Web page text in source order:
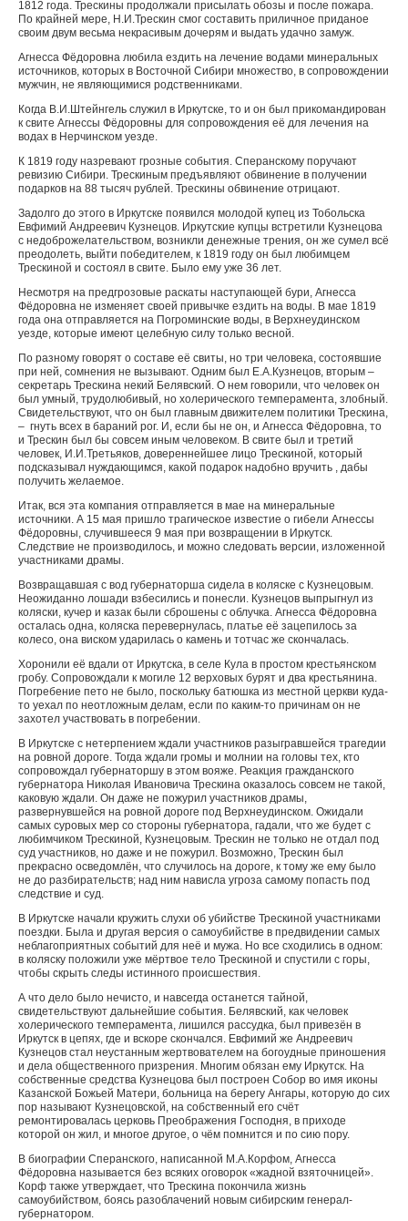
1812 года. Трескины продолжали присылать обозы и после пожара.
По крайней мере, Н.И.Трескин смог составить приличное приданое
своим двум весьма некрасивым дочерям и выдать удачно замуж.
Агнесса Фёдоровна любила ездить на лечение водами минеральных
источников, которых в Восточной Сибири множество, в сопровождении
мужчин, не являющимися родственниками.
Когда В.И.Штейнгель служил в Иркутске, то и он был прикомандирован
к свите Агнессы Фёдоровны для сопровождения её для лечения на
водах в Нерчинском уезде.
К 1819 году назревают грозные события. Сперанскому поручают
ревизию Сибири. Трескиным предъявляют обвинение в получении
подарков на 88 тысяч рублей. Трескины обвинение отрицают.
Задолго до этого в Иркутске появился молодой купец из Тобольска
Евфимий Андреевич Кузнецов. Иркутские купцы встретили Кузнецова
с недоброжелательством, возникли денежные трения, он же сумел всё
преодолеть, выйти победителем, к 1819 году он был любимцем
Трескиной и состоял в свите. Было ему уже 36 лет.
Несмотря на предгрозовые раскаты наступающей бури, Агнесса
Фёдоровна не изменяет своей привычке ездить на воды. В мае 1819
года она отправляется на Погроминские воды, в Верхнеудинском
уезде, которые имеют целебную силу только весной.
По разному говорят о составе её свиты, но три человека, состоявшие
при ней, сомнения не вызывают. Одним был Е.А.Кузнецов, вторым –
секретарь Трескина некий Белявский. О нем говорили, что человек он
был умный, трудолюбивый, но холерического темперамента, злобный.
Свидетельствуют, что он был главным движителем политики Трескина,
– гнуть всех в бараний рог. И, если бы не он, и Агнесса Фёдоровна, то
и Трескин был бы совсем иным человеком. В свите был и третий
человек, И.И.Третьяков, довереннейшее лицо Трескиной, который
подсказывал нуждающимся, какой подарок надобно вручить , дабы
получить желаемое.
Итак, вся эта компания отправляется в мае на минеральные
источники. А 15 мая пришло трагическое известие о гибели Агнессы
Фёдоровны, случившееся 9 мая при возвращении в Иркутск.
Следствие не производилось, и можно следовать версии, изложенной
участниками драмы.
Возвращавшая с вод губернаторша сидела в коляске с Кузнецовым.
Неожиданно лошади взбесились и понесли. Кузнецов выпрыгнул из
коляски, кучер и казак были сброшены с облучка. Агнесса Фёдоровна
осталась одна, коляска перевернулась, платье её зацепилось за
колесо, она виском ударилась о камень и тотчас же скончалась.
Хоронили её вдали от Иркутска, в селе Кула в простом крестьянском
гробу. Сопровождали к могиле 12 верховых бурят и два крестьянина.
Погребение пето не было, поскольку батюшка из местной церкви куда-
то уехал по неотложным делам, если по каким-то причинам он не
захотел участвовать в погребении.
В Иркутске с нетерпением ждали участников разыгравшейся трагедии
на ровной дороге. Тогда ждали громы и молнии на головы тех, кто
сопровождал губернаторшу в этом вояже. Реакция гражданского
губернатора Николая Ивановича Трескина оказалось совсем не такой,
каковую ждали. Он даже не пожурил участников драмы,
развернувшейся на ровной дороге под Верхнеудинском. Ожидали
самых суровых мер со стороны губернатора, гадали, что же будет с
любимчиком Трескиной, Кузнецовым. Трескин не только не отдал под
суд участников, но даже и не пожурил. Возможно, Трескин был
прекрасно осведомлён, что случилось на дороге, к тому же ему было
не до разбирательств; над ним нависла угроза самому попасть под
следствие и суд.
В Иркутске начали кружить слухи об убийстве Трескиной участниками
поездки. Была и другая версия о самоубийстве в предвидении самых
неблагоприятных событий для неё и мужа. Но все сходились в одном:
в коляску положили уже мёртвое тело Трескиной и спустили с горы,
чтобы скрыть следы истинного происшествия.
А что дело было нечисто, и навсегда останется тайной,
свидетельствуют дальнейшие события. Белявский, как человек
холерического темперамента, лишился рассудка, был привезён в
Иркутск в цепях, где и вскоре скончался. Евфимий же Андреевич
Кузнецов стал неустанным жертвователем на богоудные приношения
и дела общественного призрения. Многим обязан ему Иркутск. На
собственные средства Кузнецова был построен Собор во имя иконы
Казанской Божьей Матери, больница на берегу Ангары, которую до сих
пор называют Кузнецовской, на собственный его счёт
ремонтировалась церковь Преображения Господня, в приходе
которой он жил, и многое другое, о чём помнится и по сию пору.
В биографии Сперанского, написанной М.А.Корфом, Агнесса
Фёдоровна называется без всяких оговорок «жадной взяточницей».
Корф также утверждает, что Трескина покончила жизнь
самоубийством, боясь разоблачений новым сибирским генерал-
губернатором.